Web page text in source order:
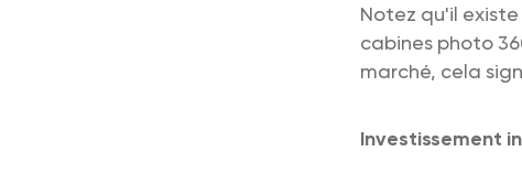
Notez qu'il
cabines photo
marché, cela
Investissement